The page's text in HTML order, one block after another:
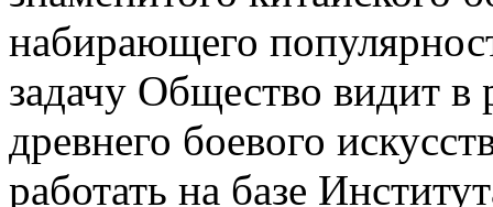
набирающего
задачу Общество видит в
древнего боевого
работать на базе